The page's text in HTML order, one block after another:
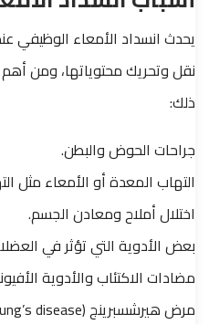
يحدث انسداد الأمعاء الوظيفي
نقل وتحريك محتوياتها، ومن
ذلك:
جراحات الحوض والبطن.
التهاب المعدة أو الأمعاء مثل
اختلال أملاح ومعادن الجسم.
بعض الأدوية التي تؤثر في
مضادات الاكتئاب والأدوية